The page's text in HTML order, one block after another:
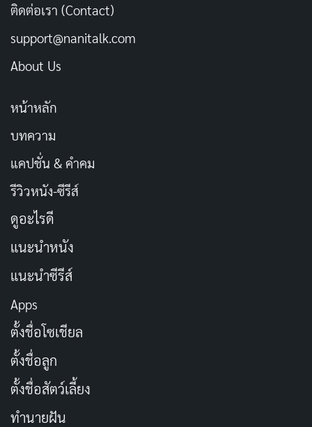
ติดต่อเรา (Contact)
support@nanitalk.com
About Us
หน้าหลัก
บทความ
แคปชั่น & คำคม
รีวิวหนัง-ซีรีส์
ดูอะไรดี
แนะนำหนัง
แนะนำซีรีส์
Apps
ตั้งชื่อโซเชียล
ตั้งชื่อลูก
ตั้งชื่อสัตว์เลี้ยง
ทำนายฝัน